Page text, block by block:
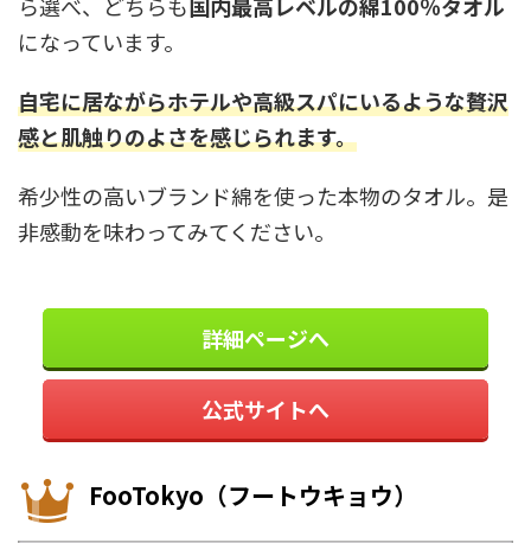
になっています。
自宅に居ながらホテルや高級スパにいるような贅沢
感と肌触りのよさを感じられます。
希少性の高いブランド綿を使った本物のタオル。是
非感動を味わってみてください。
詳細ページへ
公式サイトへ
FooTokyo（フートウキョウ）